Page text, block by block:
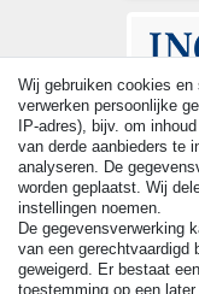
© Copyright 2026
reserved. Prices
| * Applies to
Wij gebruiken cookies
verwerken persoonlijke
IP-adres), bijv. om
van derde aanbieders te
analyseren. De
worden geplaatst. Wij
instellingen noemen.
De gegevensverwerking
van een gerechtvaardigd
geweigerd. Er bestaat
toestemming op een